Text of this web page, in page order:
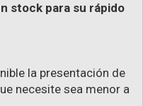
stock para su rápido
la presentación de
necesite sea menor a